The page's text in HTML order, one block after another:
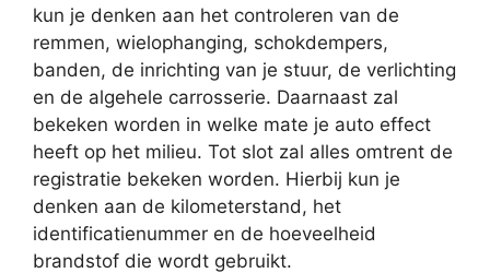
kun je denken aan het controleren van de
remmen, wielophanging, schokdempers,
banden, de inrichting van je stuur, de verlichting
en de algehele carrosserie. Daarnaast zal
bekeken worden in welke mate je auto effect
heeft op het milieu. Tot slot zal alles omtrent de
registratie bekeken worden. Hierbij kun je
denken aan de kilometerstand, het
identificatienummer en de hoeveelheid
brandstof die wordt gebruikt.